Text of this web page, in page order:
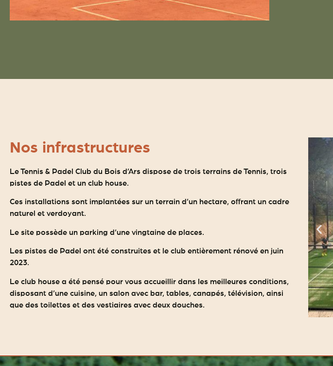
Nos infrastructures
Le Tennis & Padel Club du Bois d’Ars dispose de trois terrains de Tennis, trois
pistes de Padel et un club house.
Ces installations sont implantées sur un terrain d’un hectare, offrant un cadre
naturel et verdoyant.
Le site possède un parking d’une vingtaine de places.
Les pistes de Padel ont été construites et le club entièrement rénové en juin
2023.
Le club house a été pensé pour vous accueillir dans les meilleures conditions,
disposant d’une cuisine, un salon avec bar, tables, canapés, télévision, ainsi
que des toilettes et des vestiaires avec deux douches.